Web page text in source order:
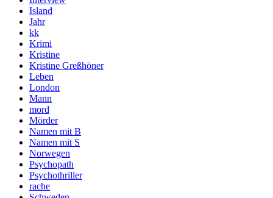
Island
Jahr
kk
Krimi
Kristine
Kristine Greßhöner
Leben
London
Mann
mord
Mörder
Namen mit B
Namen mit S
Norwegen
Psychopath
Psychothriller
rache